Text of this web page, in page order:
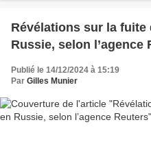
Révélations sur la fuite
Russie, selon l’agence
Publié le 14/12/2024 à 15:19
Par Gilles Munier